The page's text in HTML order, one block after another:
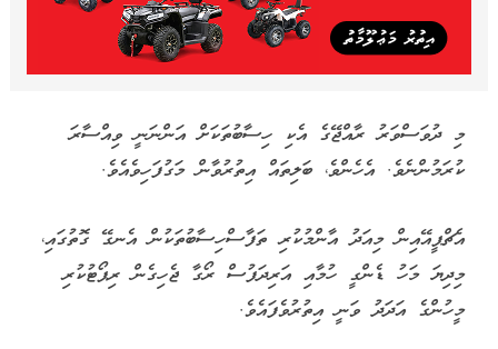
މި ދުވަސްވަރު ރާއްޖޭގެ އެކި ހިސާބުތަކަށް އަންނަނީ ވިއްސާރަ
ކުރަމުންނެވެ. އެހެންވެ، ބަލިތައް އިތުރުވާން މަގުފަހިވެއެވެ.
އެޗްޕީއޭއިން މިއަދު އާންމުކުރި ތަފާސްހިސާބުތަކުން އެނގޭ ގޮތުގައި،
މިދިޔަ މަހު ޑެންގީ ހުމާއި އަރިދަފުސް ރޯގާ ޖެހިގެން ރިޕޯޓުކުރި
މީހުންގެ އަދަދު ވަނީ އިތުރުވެފައެވެ.